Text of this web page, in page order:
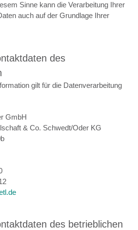
Sinne kann die Verarbeitung Ihrer
auch auf der Grundlage Ihrer
des
gilt für die Datenverarbeitung
GmbH
& Co. Schwedt/Oder KG
des betrieblichen